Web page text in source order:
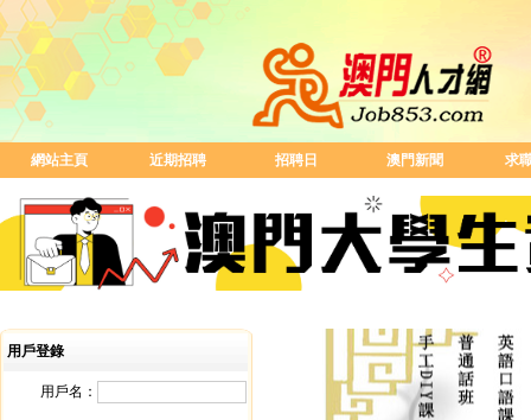
網站主頁 近期招聘 招聘日 澳門新聞 求
用戶登錄
用戶名：